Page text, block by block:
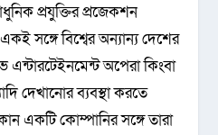
প্রযুক্তির প্রজেকশন
সঙ্গে বিশ্বের অন্যান্য দেশের
অপেরা কিংবা
দেখানোর ব্যবস্থা করতে
একটি কোম্পানির সঙ্গে তারা